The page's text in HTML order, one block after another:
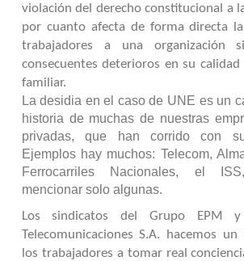
violación del derecho constitucional a
por cuanto afecta de forma directa
trabajadores a una organización
consecuentes deterioros en su
familiar.
La desidia en el caso de UNE es un
historia de muchas de nuestras
privadas, que han corrido con
Ejemplos hay muchos: Telecom,
Ferrocarriles Nacionales, el
mencionar solo algunas.
Los sindicatos del Grupo EPM
Telecomunicaciones S.A. hacemos
los trabajadores a tomar real